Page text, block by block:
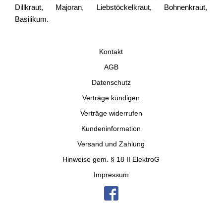
Dillkraut, Majoran, Liebstöckelkraut, Bohnenkraut,
Basilikum.
Kontakt
AGB
Datenschutz
Verträge kündigen
Verträge widerrufen
Kundeninformation
Versand und Zahlung
Hinweise gem. § 18 II ElektroG
Impressum